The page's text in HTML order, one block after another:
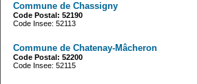
Commune de Chassigny
Code Postal: 52190
Code Insee: 52113
Commune de Chatenay-Mâcheron
Code Postal: 52200
Code Insee: 52115